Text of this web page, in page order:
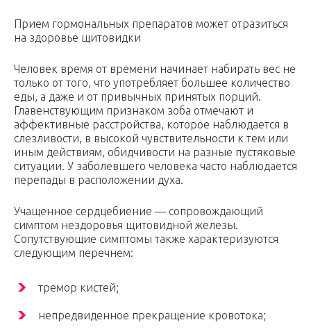
Прием гормональных препаратов может отразиться
на здоровье щитовидки
Человек время от времени начинает набирать вес не
только от того, что употребляет большее количество
еды, а даже и от привычных принятых порций.
Главенствующим признаком зоба отмечают и
аффективные расстройства, которое наблюдается в
слезливости, в высокой чувствительности к тем или
иным действиям, обидчивости на разные пустяковые
ситуации. У заболевшего человека часто наблюдается
перепады в расположении духа.
Учащенное сердцебиение — сопровождающий
симптом нездоровья щитовидной железы.
Сопутствующие симптомы также характеризуются
следующим перечнем:
тремор кистей;
непредвиденное прекращение кровотока;